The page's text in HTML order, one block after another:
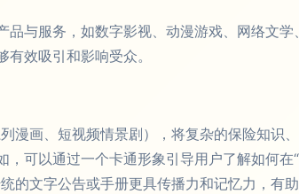
与服务，如数字影视、动漫游戏、网络文学
效吸引和影响受众。
漫画、短视频情景剧），将复杂的保险知识
可以通过一个卡通形象引导用户了解如何在
的文字公告或手册更具传播力和记忆力，有